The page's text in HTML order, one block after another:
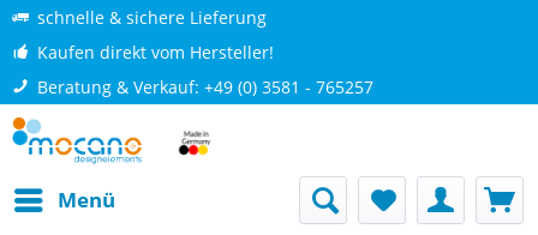
schnelle & sichere Lieferung
Kaufen direkt vom Hersteller!
Beratung & Verkauf: +49 (0) 3581 - 765257
Menü